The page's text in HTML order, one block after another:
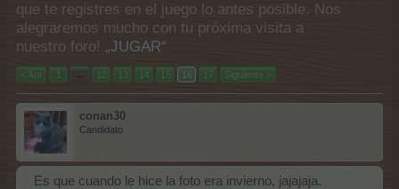
que te registres en el juego lo antes posible. Nos
alegraremos mucho con tu próxima visita a
nuestro foro! „JUGAR“
< Ant 1 ← 12 13 14 15 16 17 Siguiente >
conan30
Candidato
Es que cuando le hice la foto era invierno, jajajaja.